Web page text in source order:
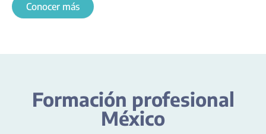
Conocer más
Formación profesional
México